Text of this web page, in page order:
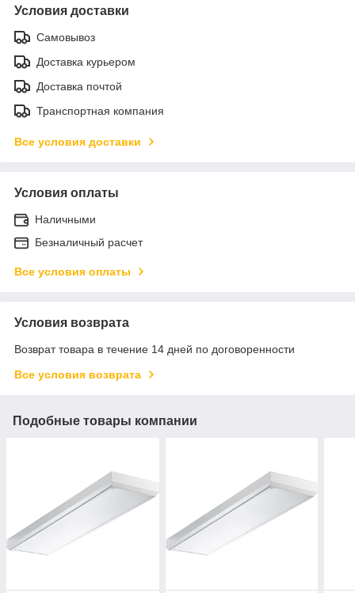
Условия доставки
Самовывоз
Доставка курьером
Доставка почтой
Транспортная компания
Все условия доставки
Условия оплаты
Наличными
Безналичный расчет
Все условия оплаты
Условия возврата
Возврат товара в течение 14 дней по договоренности
Все условия возврата
Подобные товары компании